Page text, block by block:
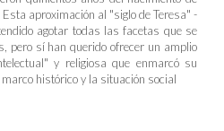
aproximación al "siglo de Teresa" -
agotar todas las facetas que se
pero sí han querido ofrecer un amplio
y religiosa que enmarcó su
histórico y la situación social